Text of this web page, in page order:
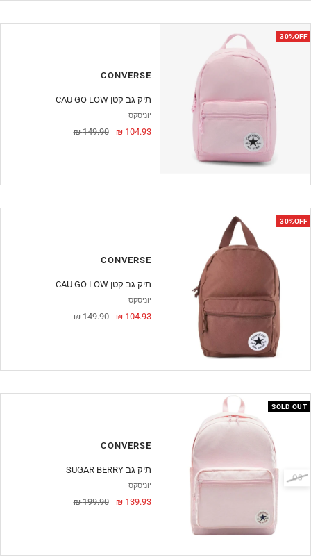
30%OFF
CONVERSE
CAU GO LOW תיק גב קטן
יוניסקס
מחיר
104.93 ₪ מחיר
149.90 ₪
30%OFF
CONVERSE
CAU GO LOW תיק גב קטן
יוניסקס
מחיר
104.93 ₪ מחיר
149.90 ₪
SOLD OUT
OS
CONVERSE
SUGAR BERRY תיק גב
יוניסקס
מחיר
139.93 ₪ מחיר
199.90 ₪